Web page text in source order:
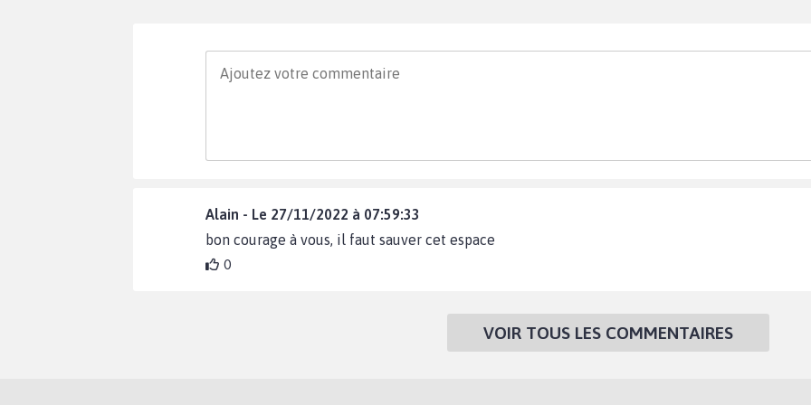
Alain - Le 27/11/2022 à 07:59:33
bon courage à vous, il faut sauver cet espace
0
VOIR TOUS LES COMMENTAIRES